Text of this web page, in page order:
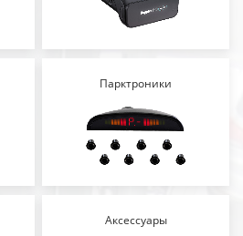
Парктроники
Аксессуары